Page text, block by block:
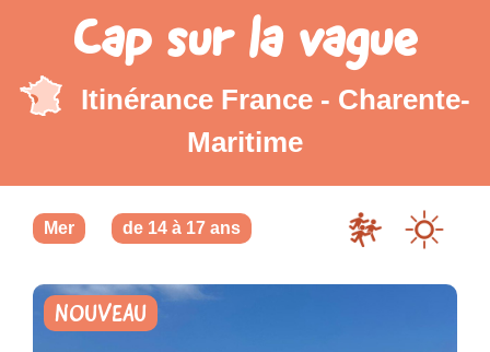
Cap sur la vague
Itinérance France - Charente-
Maritime
Mer de 14 à 17 ans
NOUVEAU